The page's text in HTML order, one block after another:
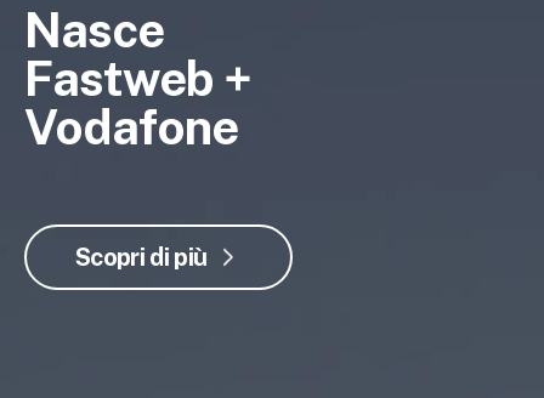
Nasce
Fastweb +
Vodafone
Scopri di più